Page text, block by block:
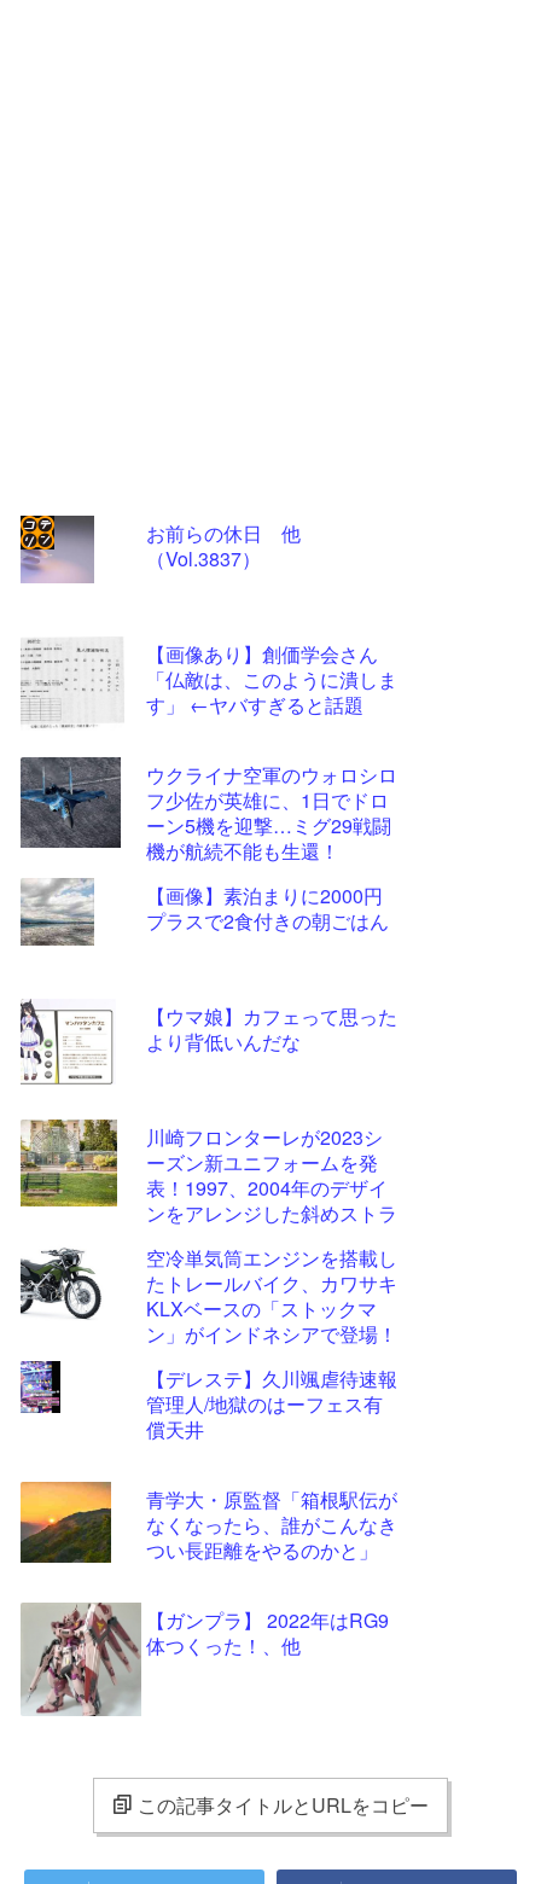
お前らの休日 他
（Vol.3837）
【画像あり】創価学会さん
「仏敵は、このように潰しま
す」 ←ヤバすぎると話題
ウクライナ空軍のウォロシロ
フ少佐が英雄に、1日でドロ
ーン5機を迎撃…ミグ29戦闘
機が航続不能も生還！
【画像】素泊まりに2000円
プラスで2食付きの朝ごはん
【ウマ娘】カフェって思った
より背低いんだな
川崎フロンターレが2023シ
ーズン新ユニフォームを発
表！1997、2004年のデザイ
ンをアレンジした斜めストラ
空冷単気筒エンジンを搭載し
たトレールバイク、カワサキ
KLXベースの「ストックマ
ン」がインドネシアで登場！
【デレステ】久川颯虐待速報
管理人/地獄のはーフェス有
償天井
青学大・原監督「箱根駅伝が
なくなったら、誰がこんなき
つい長距離をやるのかと」
【ガンプラ】 2022年はRG9
体つくった！、他
コテ
定リ
ンク
更新
ツー
ル
この記事タイトルとURLをコピー